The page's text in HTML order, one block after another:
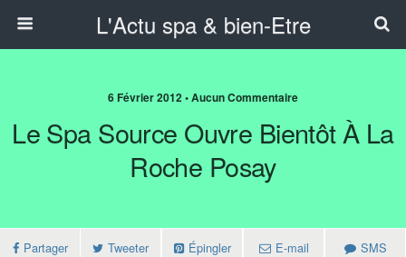
L'Actu spa & bien-Etre
6 Février 2012 • Aucun Commentaire
Le Spa Source Ouvre Bientôt À La
Roche Posay
Partager Tweeter Épingler E-mail SMS